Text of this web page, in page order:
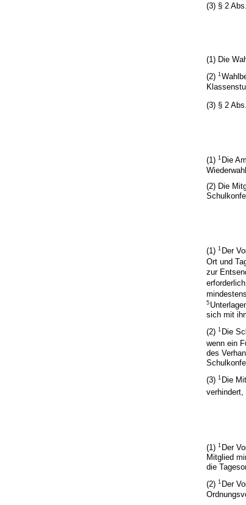
(3) § 2
(1) Die
(2)1
(3) § 2
(1)1 Die
(2) Die
(1)1 Der
Ort und
zur
5
sich mit
(2)1 Die
wenn ein
des
(3)1 Die
(1)1 Der
Mitglied
die
(2)1 Der